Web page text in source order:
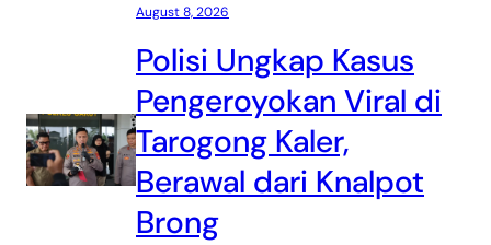
August 8, 2026
Polisi Ungkap Kasus
Pengeroyokan Viral di
Tarogong Kaler,
Berawal dari Knalpot
Brong